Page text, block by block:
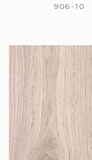
906-10